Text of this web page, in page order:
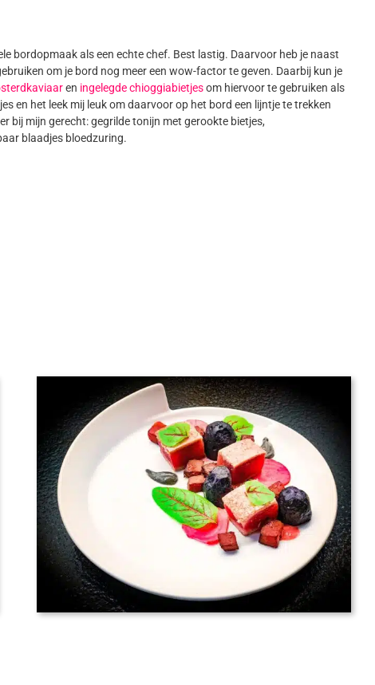
bordopmaak als een echte chef. Best lastig. Daarvoor heb je naast
om je bord nog meer een wow-factor te geven. Daarbij kun je
en ingelegde chioggiabietjesom hiervoor te gebruiken als
en het leek mij leuk om daarvoor op het bord een lijntje te trekken
bij mijn gerecht: gegrilde tonijn met gerookte bietjes,
blaadjes bloedzuring.